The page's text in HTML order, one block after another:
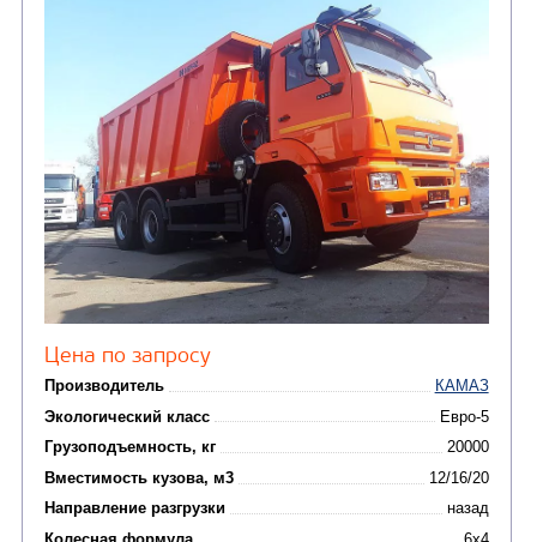
от 5 100 000
Производитель
Экологический класс
Грузоподъемность, кг